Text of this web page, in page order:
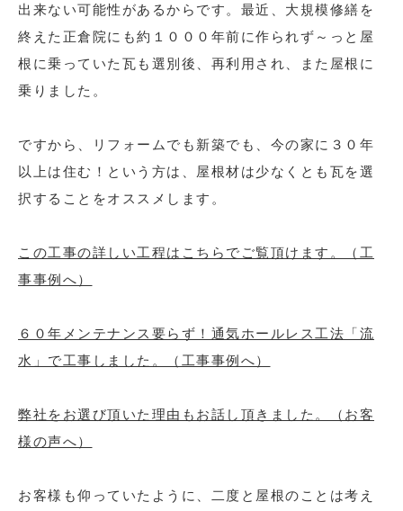
出来ない可能性があるからです。最近、大規模修繕を
終えた正倉院にも約１０００年前に作られず～っと屋
根に乗っていた瓦も選別後、再利用され、また屋根に
乗りました。
ですから、リフォームでも新築でも、今の家に３０年
以上は住む！という方は、屋根材は少なくとも瓦を選
択することをオススメします。
この工事の詳しい工程はこちらでご覧頂けます。（工
事事例へ）
６０年メンテナンス要らず！通気ホールレス工法「流
水」で工事しました。（工事事例へ）
弊社をお選び頂いた理由もお話し頂きました。（お客
様の声へ）
お客様も仰っていたように、二度と屋根のことは考え